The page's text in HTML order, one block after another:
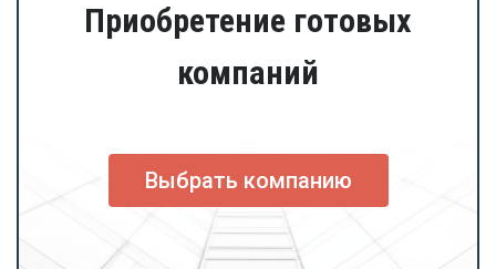
Приобретение готовых
компаний
Выбрать компанию